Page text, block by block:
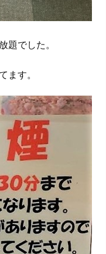
題でした。
ます。